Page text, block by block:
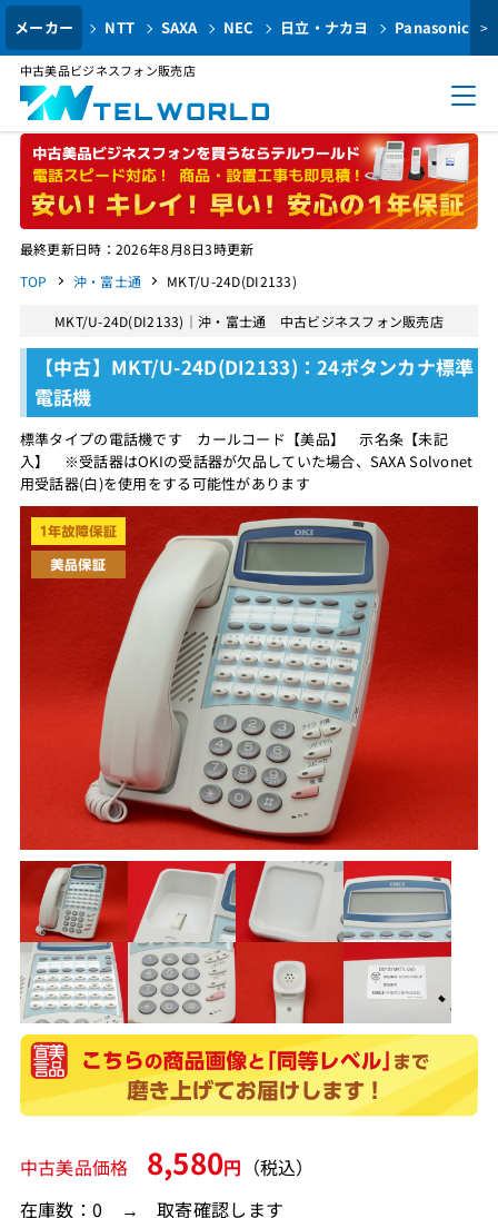
メーカー NTT SAXA NEC 日立・ナカヨ Panasonic >
中古美品ビジネスフォン販売店
最終更新日時：2026年8月8日3時更新
TOP
沖・富士通 MKT/U-24D(DI2133)
MKT/U-24D(DI2133)｜沖・富士通 中古ビジネスフォン販売店
【中古】MKT/U-24D(DI2133)：24ボタンカナ標準
電話機
標準タイプの電話機です カールコード【美品】 示名条【未記
入】 ※受話器はOKIの受話器が欠品していた場合、SAXA Solvonet
用受話器(白)を使用をする可能性があります
中古美品価格 8,580円 （税込）
在庫数：0 → 取寄確認します